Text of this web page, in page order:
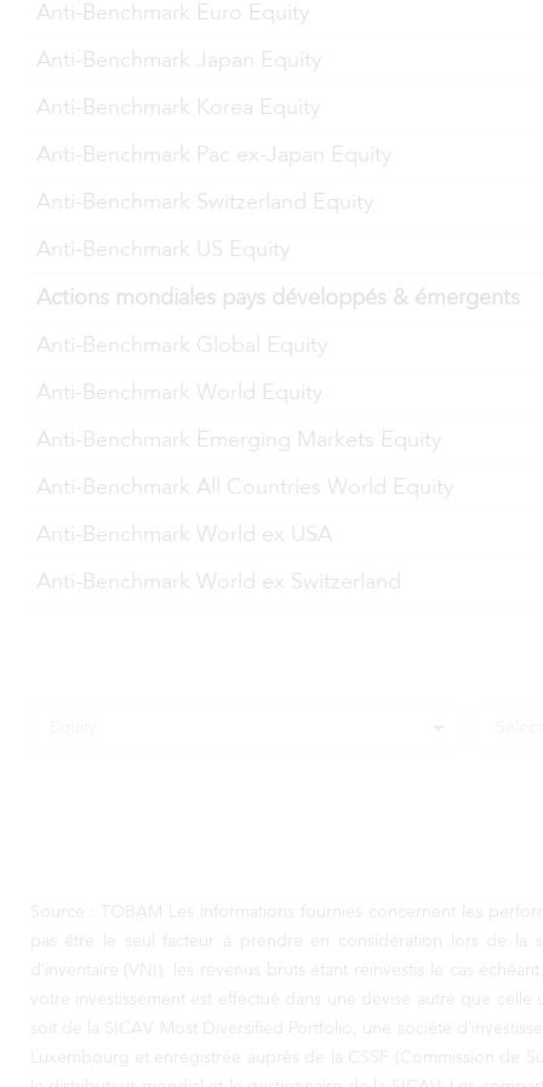
Anti-Benchmark Euro Equity
Anti-Benchmark Japan Equity
Anti-Benchmark Korea Equity
Anti-Benchmark Pac ex-Japan Equity
Anti-Benchmark Switzerland Equity
Anti-Benchmark US Equity
Actions mondiales pays développés & émergents
Anti-Benchmark Global Equity
Anti-Benchmark World Equity
Anti-Benchmark Emerging Markets Equity
Anti-Benchmark All Countries World Equity
Anti-Benchmark World ex USA
Anti-Benchmark World ex Switzerland
Source : TOBAM Les informations fournies concernent les
pas être le seul facteur à prendre en considération lors de la
d’inventaire (VNI), les revenus bruts étant réinvestis le cas
votre investissement est effectué dans une devise autre que
soit de la SICAV Most Diversified Portfolio, une société
Luxembourg et enregistrée auprès de la CSSF (Commission de